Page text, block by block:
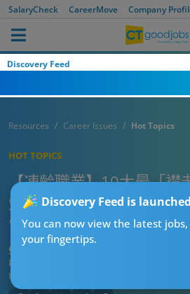
SalaryCheck CareerMove Company
Discovery Feed
Discovery Feed is
You can now view the latest
your fingertips.
Resources Career Issues Hot Topics
HOT TOPICS
【凍齡職業】10大最「襟
爐 連教師都上榜 原來同工
常駐？
CTgoodjobs’ Editor
Published:
Updated: